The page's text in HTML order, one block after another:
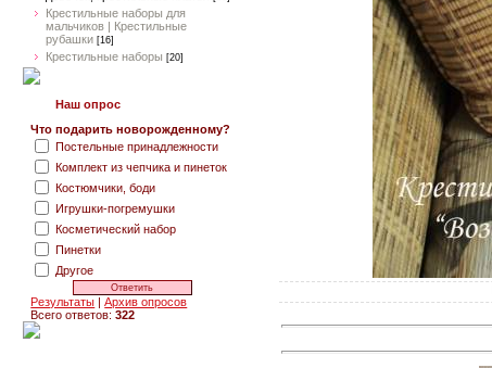
Крестильные наборы для
мальчиков | Крестильные
рубашки [16]
Крестильные наборы [20]
Наш опрос
Что подарить новорожденному?
Постельные принадлежности
Комплект из чепчика и пинеток
Костюмчики, боди
Игрушки-погремушки
Косметический набор
Пинетки
Другое
Результаты |Архив опросов
Всего ответов:322